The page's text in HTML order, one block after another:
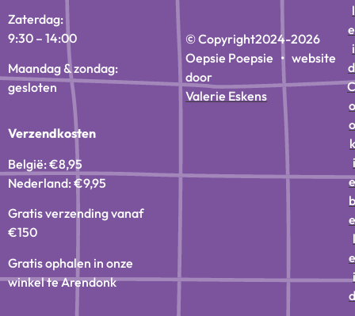
Zaterdag:
9:30 – 14:00
Maandag & zondag:
gesloten
Verzendkosten
België: €8,95
Nederland: €9,95
Gratis verzending vanaf
€150
Gratis ophalen in onze
winkel te Arendonk
© Copyright2024-2026
Oepsie Poepsie • website
door
Valerie Eskens
l
e
i
d
C
o
o
k
i
e
b
e
l
e
i
d